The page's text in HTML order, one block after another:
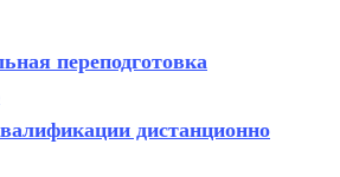
переподготовка
дистанционно